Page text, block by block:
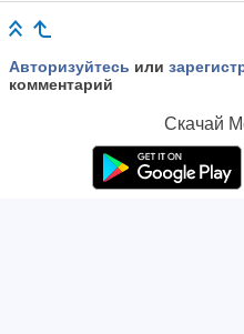
Авторизуйтесь или
комментарий
Скачай